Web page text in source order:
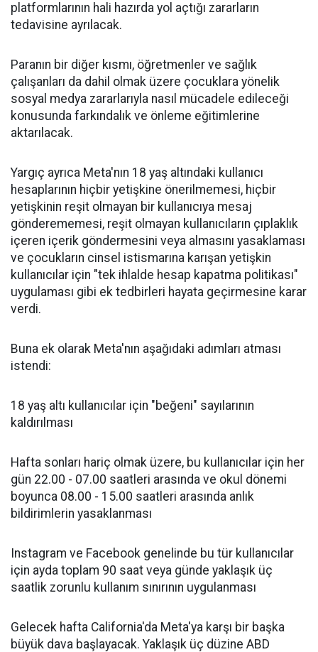
platformlarının hali hazırda yol açtığı zararların
tedavisine ayrılacak.
Paranın bir diğer kısmı, öğretmenler ve sağlık
çalışanları da dahil olmak üzere çocuklara yönelik
sosyal medya zararlarıyla nasıl mücadele edileceği
konusunda farkındalık ve önleme eğitimlerine
aktarılacak.
Yargıç ayrıca Meta'nın 18 yaş altındaki kullanıcı
hesaplarının hiçbir yetişkine önerilmemesi, hiçbir
yetişkinin reşit olmayan bir kullanıcıya mesaj
gönderememesi, reşit olmayan kullanıcıların çıplaklık
içeren içerik göndermesini veya almasını yasaklaması
ve çocukların cinsel istismarına karışan yetişkin
kullanıcılar için "tek ihlalde hesap kapatma politikası"
uygulaması gibi ek tedbirleri hayata geçirmesine karar
verdi.
Buna ek olarak Meta'nın aşağıdaki adımları atması
istendi:
18 yaş altı kullanıcılar için "beğeni" sayılarının
kaldırılması
Hafta sonları hariç olmak üzere, bu kullanıcılar için her
gün 22.00 - 07.00 saatleri arasında ve okul dönemi
boyunca 08.00 - 15.00 saatleri arasında anlık
bildirimlerin yasaklanması
Instagram ve Facebook genelinde bu tür kullanıcılar
için ayda toplam 90 saat veya günde yaklaşık üç
saatlik zorunlu kullanım sınırının uygulanması
Gelecek hafta California'da Meta'ya karşı bir başka
büyük dava başlayacak. Yaklaşık üç düzine ABD